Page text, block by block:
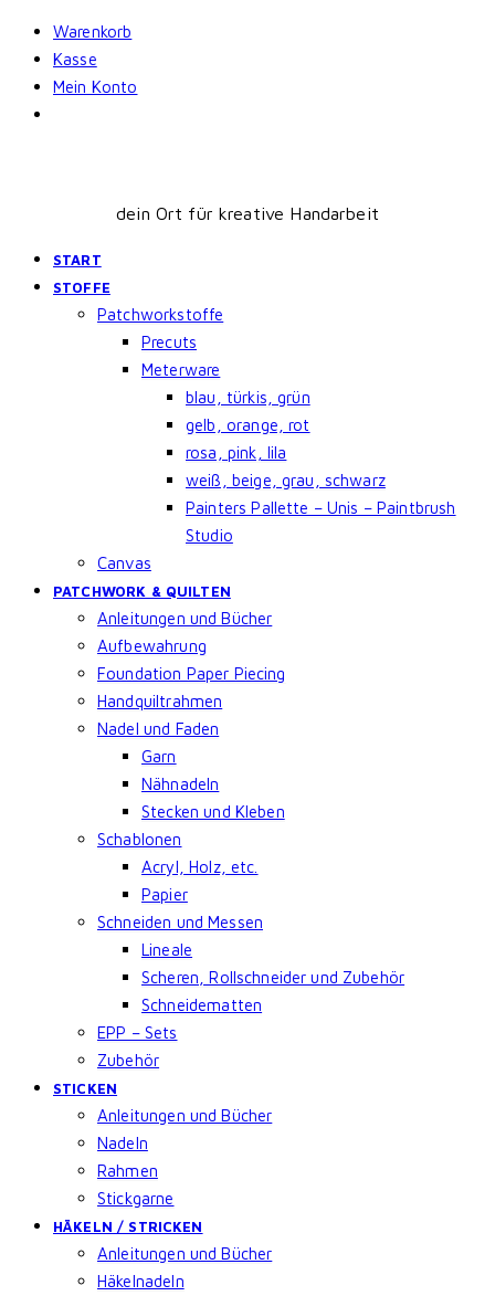
Skip
content
Warenkorb
Kasse
Mein Konto
dein Ort für kreative Handarbeit
START
STOFFE
Patchworkstoffe
Precuts
Meterware
blau, türkis, grün
gelb, orange, rot
rosa, pink, lila
weiß, beige, grau, schwarz
Painters Pallette – Unis – Paintbrush
Studio
Canvas
PATCHWORK & QUILTEN
Anleitungen und Bücher
Aufbewahrung
Foundation Paper Piecing
Handquiltrahmen
Nadel und Faden
Garn
Nähnadeln
Stecken und Kleben
Schablonen
Acryl, Holz, etc.
Papier
Schneiden und Messen
Lineale
Scheren, Rollschneider und Zubehör
Schneidematten
EPP – Sets
Zubehör
STICKEN
Anleitungen und Bücher
Nadeln
Rahmen
Stickgarne
HÄKELN / STRICKEN
Anleitungen und Bücher
Häkelnadeln